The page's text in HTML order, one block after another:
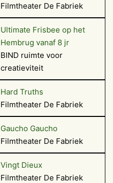
Filmtheater De Fabriek
Ultimate Frisbee op het
Hembrug vanaf 8 jr
BIND ruimte voor
creatieviteit
Hard Truths
Filmtheater De Fabriek
Gaucho Gaucho
Filmtheater De Fabriek
Vingt Dieux
Filmtheater De Fabriek